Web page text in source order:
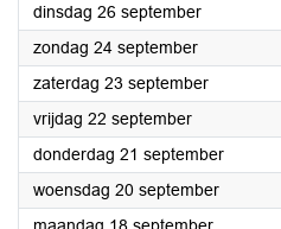
dinsdag 26 september2023
zondag 24 september2023
zaterdag 23 september2023
vrijdag 22 september2023
donderdag 21 september2023
woensdag 20 september2023
2023